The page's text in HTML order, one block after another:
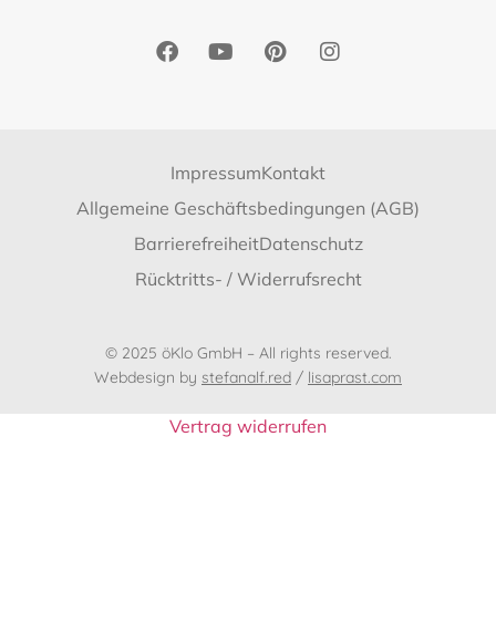
ImpressumKontakt
Allgemeine Geschäftsbedingungen (AGB)
BarrierefreiheitDatenschutz
Rücktritts- / Widerrufsrecht
© 2025 öKlo GmbH – All rights reserved.
Webdesign by stefanalf.red / lisaprast.com
Vertrag widerrufen